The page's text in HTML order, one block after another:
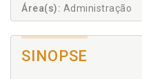
Área(s): Administração
SINOPSE